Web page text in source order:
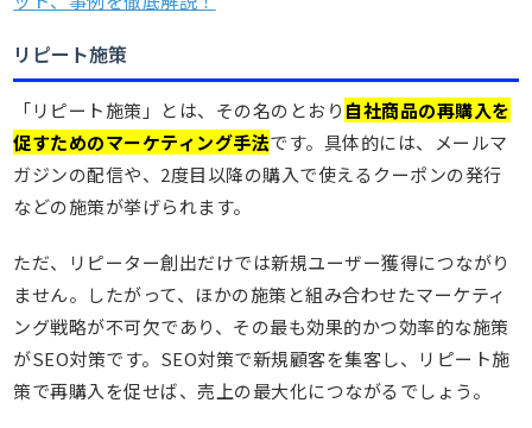
リピート施策
「リピート施策」とは、その名のとおり 自社商品の再購入を
促すためのマーケティング手法です。具体的には、メールマ
ガジンの配信や、2度目以降の購入で使えるクーポンの発行
などの施策が挙げられます。
ただ、リピーター創出だけでは新規ユーザー獲得につながり
ません。したがって、ほかの施策と組み合わせたマーケティ
ング戦略が不可欠であり、その最も効果的かつ効率的な施策
がSEO対策です。SEO対策で新規顧客を集客し、リピート施
策で再購入を促せば、売上の最大化につながるでしょう。